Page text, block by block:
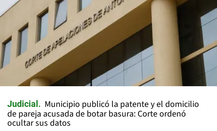
Judicial
Municipio publicó la patente y el domicilio
de pareja acusada de botar basura: Corte ordenó
ocultar sus datos